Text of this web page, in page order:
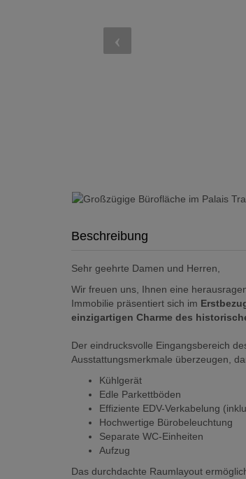
Beschreibung
Sehr geehrte Damen und Herren,
Wir freuen uns, Ihnen eine
Immobilie präsentiert sich im
einzigartigen Charme des
Der eindrucksvolle Eingangsbereich
Ausstattungsmerkmale überzeugen,
Kühlgerät
Edle Parkettböden
Effiziente EDV-Verkabelung
Hochwertige Bürobeleuchtung
Separate WC-Einheiten
Aufzug
Das durchdachte Raumlayout